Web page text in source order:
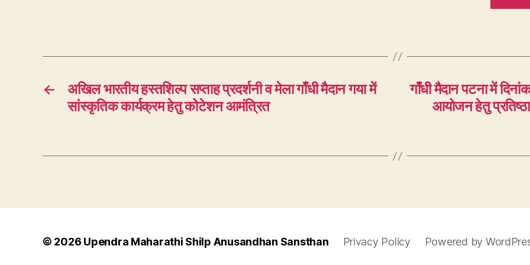
←
अखिल भारतीय हस्तशिल्प सप्ताह प्रदर्शनी व मेला गाँधी मैदान गया में
सांस्कृतिक कार्यक्रम हेतु कोटेशन आमंत्रित
गाँधी मैदान पटना में
आयोजन हेतु
© 2026 Upendra Maharathi Shilp Anusandhan Sansthan Privacy Policy Powered by